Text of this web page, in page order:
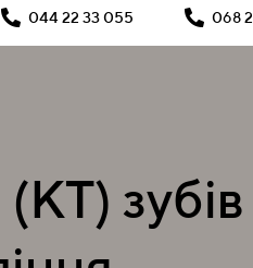
044 22 33 055 068